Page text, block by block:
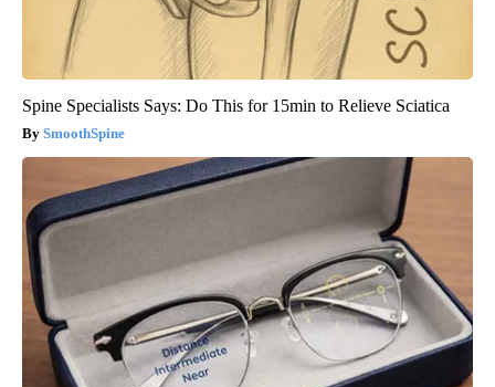
Spine Specialists Says: Do This for 15min to Relieve Sciatica
SmoothSpine